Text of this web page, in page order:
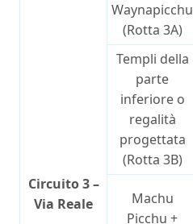
Circuito 3 –
Via Reale
Waynapicchu
(Rotta 3A)
Templi della
parte
inferiore o
regalità
progettata
(Rotta 3B)
Machu
Picchu +